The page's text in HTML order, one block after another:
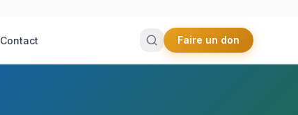
Contact Faire un don